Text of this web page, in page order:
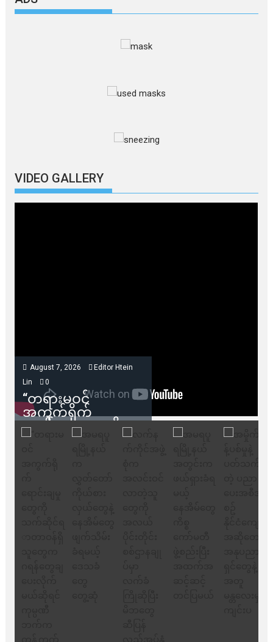
VIDEO GALLERY
August 7, 2026
Editor Htein
Lin
0
“တရားမဝင်
အကွက်ရိုက်
ရောင်းချမှုတွေကို
သက်ဆိုင်ရာတာဝန်ရှိ